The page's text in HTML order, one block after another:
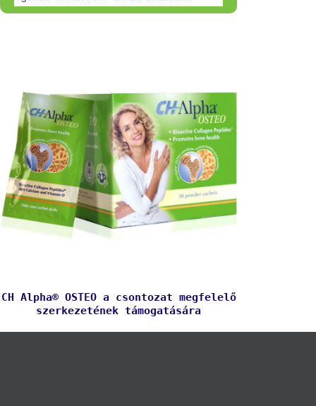
CH Alpha® OSTEO a csontozat megfelelő
szerkezetének támogatására